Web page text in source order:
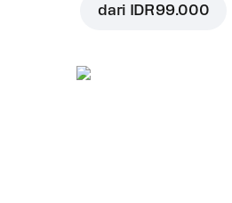
dari IDR 99.000